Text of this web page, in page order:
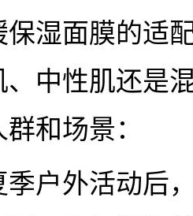
保湿面膜的适
、中性肌还是
和场景：
季户外活动后